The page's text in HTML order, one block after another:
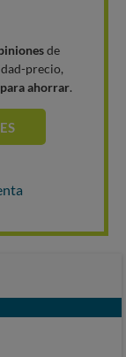
de
precio,
ahorrar.